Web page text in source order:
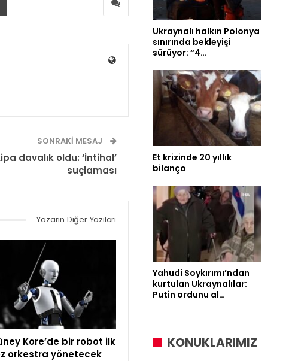
SONRAKI MESAJ
davalık oldu: ‘İntihal’
suçlaması
Yazarın Diğer Yazıları
Kore’de bir robot ilk
orkestra yönetecek
Ukraynalı halkın Polonya
sınırında bekleyişi
sürüyor: “4…
Et krizinde 20 yıllık
bilanço
Yahudi Soykırımı’ndan
kurtulan Ukraynalılar:
Putin ordunu al…
KONUKLARIMIZ